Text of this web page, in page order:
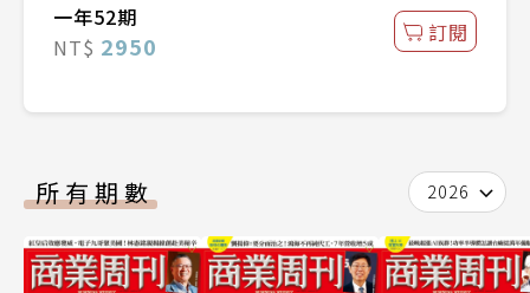
一年52期
NT$ 2950 訂閱
所有期數 2026